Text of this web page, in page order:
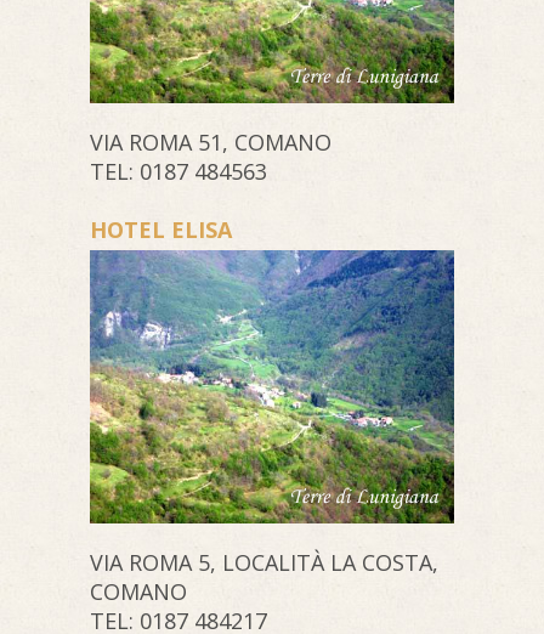
VIA ROMA 51, COMANO
TEL: 0187 484563
HOTEL ELISA
VIA ROMA 5, LOCALITÀ LA COSTA,
COMANO
TEL: 0187 484217